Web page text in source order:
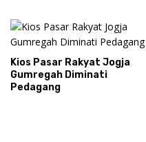
Kios Pasar Rakyat Jogja
Gumregah Diminati
Pedagang